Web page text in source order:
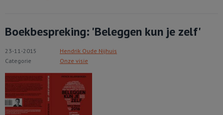
Boekbespreking: 'Beleggen kun je zelf'
23-11-2015
Hendrik Oude Nijhuis
Categorie
Onze visie